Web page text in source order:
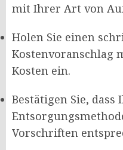
mit Ihrer Art von
Holen Sie einen
Kostenvoranschlag
Kosten ein.
Bestätigen Sie, dass
Vorschriften